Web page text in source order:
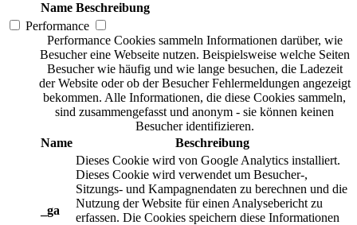
Name Beschreibung
Performance
Performance Cookies sammeln Informationen darüber, wie
Besucher eine Webseite nutzen. Beispielsweise welche Seiten
Besucher wie häufig und wie lange besuchen, die Ladezeit
der Website oder ob der Besucher Fehlermeldungen angezeigt
bekommen. Alle Informationen, die diese Cookies sammeln,
sind zusammengefasst und anonym - sie können keinen
Besucher identifizieren.
Name
Beschreibung
_ga
Dieses Cookie wird von Google Analytics installiert.
Dieses Cookie wird verwendet um Besucher-,
Sitzungs- und Kampagnendaten zu berechnen und die
Nutzung der Website für einen Analysebericht zu
erfassen. Die Cookies speichern diese Informationen